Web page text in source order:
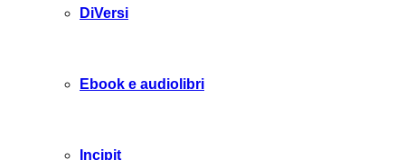
DiVersi
Ebook e audiolibri
Incipit